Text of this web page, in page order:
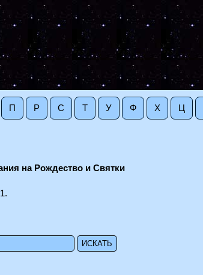
П Р С Т У Ф Х Ц
на Рождество и Святки